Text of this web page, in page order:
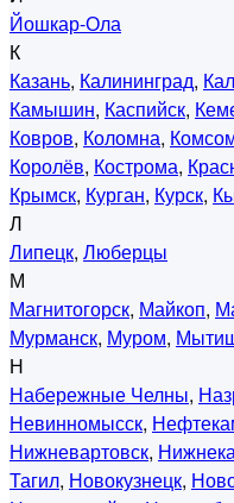
Йошкар-Ола
К
Казань, Калининград,
Камышин, Каспийск,
Ковров, Коломна,
Королёв, Кострома,
Крымск, Курган, Курск,
Л
Липецк, Люберцы
М
Магнитогорск, Майкоп,
Мурманск, Муром,
Н
Набережные Челны,
Невинномысск,
Нижневартовск,
Тагил, Новокузнецк,